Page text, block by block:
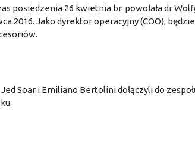
posiedzenia 26 kwietnia br. powołała dr
2016. Jako dyrektor operacyjny (COO),
Soar i Emiliano Bertolini dołączyli do